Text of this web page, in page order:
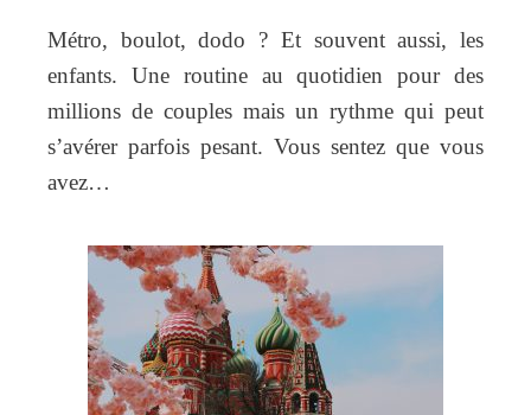
Métro, boulot, dodo ? Et souvent aussi, les
enfants. Une routine au quotidien pour des
millions de couples mais un rythme qui peut
s’avérer parfois pesant. Vous sentez que vous
avez…